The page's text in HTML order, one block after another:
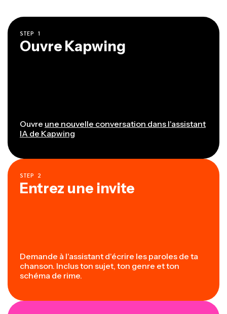
STEP 1
Ouvre Kapwing
Ouvre une nouvelle conversation dans l'assistant
IA de Kapwing
STEP 2
Entrez une invite
Demande à l'assistant d'écrire les paroles de ta
chanson. Inclus ton sujet, ton genre et ton
schéma de rime.